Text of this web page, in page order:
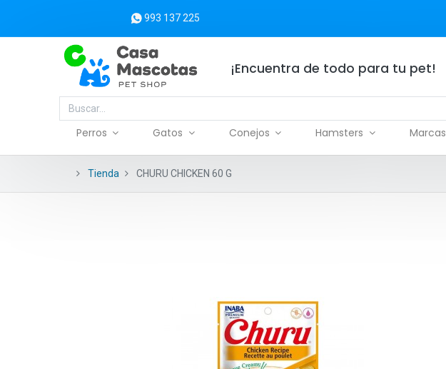
993 137 225
¡Encuentra de todo para tu pet!
Perros Gatos Conejos Hamsters Marcas
Tienda CHURU CHICKEN 60 G